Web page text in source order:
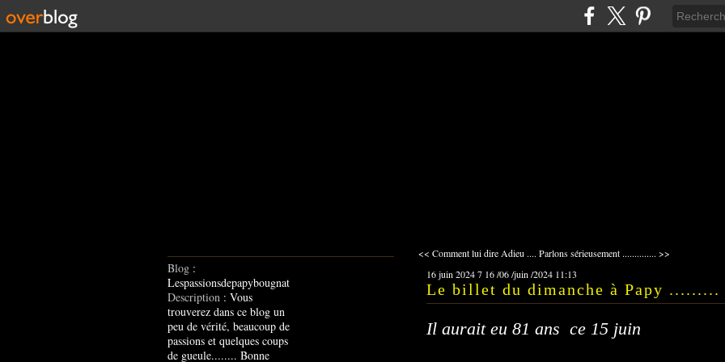
Blog :
Lespassionsdepapybougnat
Description : Vous
trouverez dans ce blog un
peu de vérité, beaucoup de
passions et quelques coups
de gueule........ Bonne
<< Comment lui dire Adieu .... Parlons sérieusement .............. >>
16 juin 20247 16/06/juin /2024 11:13
Le billet du dimanche à Papy .........
Il aurait eu 81 ans ce 15 juin